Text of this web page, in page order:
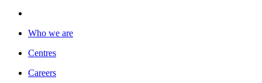
Who we are
Centres
Careers